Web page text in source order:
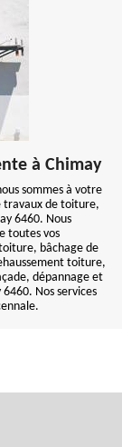
à Chimay
sommes à votre
travaux de toiture,
6460. Nous
toutes vos
bâchage de
toiture,
dépannage et
Nos services